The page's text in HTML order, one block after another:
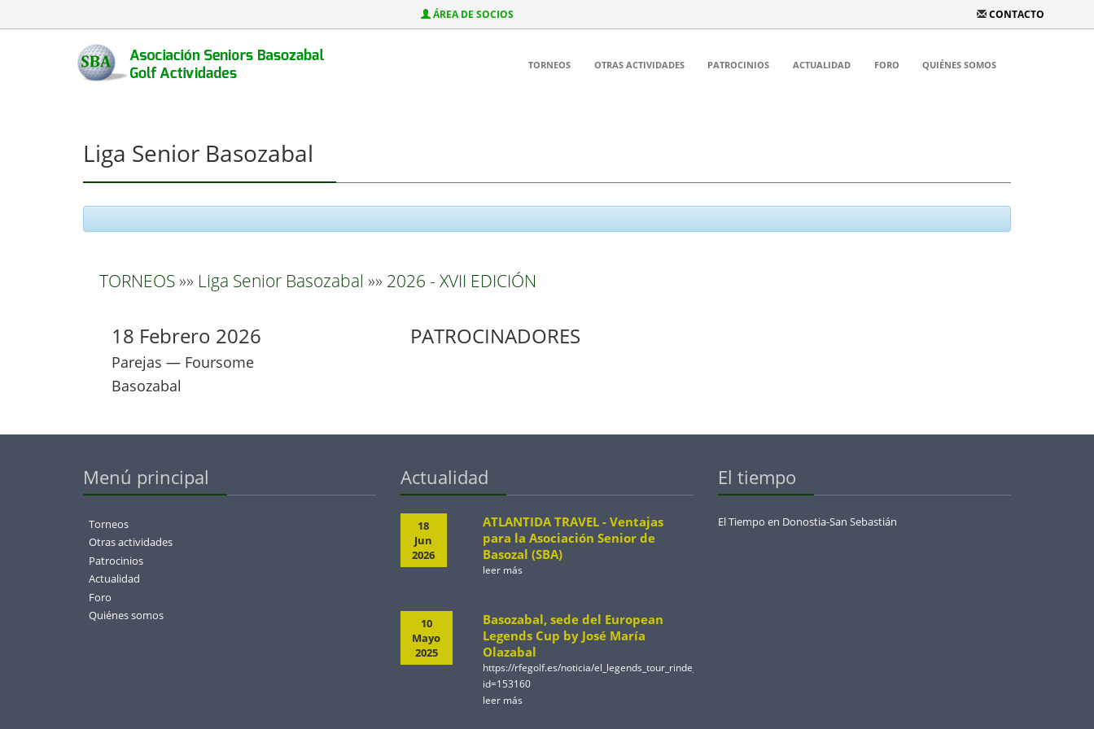
ÁREA DE SOCIOS CONTACTO
TORNEOS OTRAS ACTIVIDADES PATROCINIOS ACTUALIDAD FORO QUIÉNES SOMOS
Liga Senior Basozabal
TORNEOS»» Liga Senior Basozabal »» 2026 - XVII EDICIÓN
18 Febrero 2026
Parejas — Foursome
Basozabal
PATROCINADORES
Menú principal
Torneos
Otras actividades
Patrocinios
Actualidad
Foro
Quiénes somos
Actualidad
18
Jun
2026
ATLANTIDA TRAVEL - Ventajas
para la Asociación Senior de
Basozal (SBA)
leer más
10
Mayo
2025
Basozabal, sede del European
Legends Cup by José María
Olazabal
https://rfegolf.es/noticia/
id=153160
leer más
El tiempo
El Tiempo en Donostia-San Sebastián